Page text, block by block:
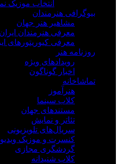
انتخاب موزیک
بیوگرافی هنرمندان
مشاهیر هنر جهان
معرفی هنرمندان ایران
معرفی کیوریتورهای
روزنامه هنر
رویدادهای ویژه
اخبار گوناگون
تماشاخانه
هنرآموز
کلاب سینما
مستندهای جهان
تئاتر و نمایش
سریال‌های تلویزیونی
کنسرت و موزیک ویدیو
گردشگری مجازی
کلاب شنیدانه